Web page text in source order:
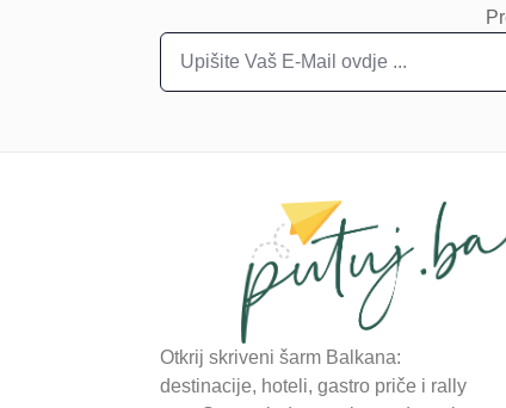
Otkrij skriveni šarm Balkana:
destinacije, hoteli, gastro priče i rally